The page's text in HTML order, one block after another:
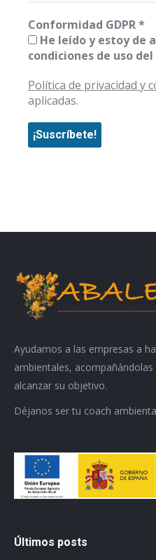
Conformidad GDPR*
He leído y estoy de
condiciones de uso
Política de privacidad y
aplicadas.
Ayudamos a las empresas a
ambientales,
alcanzar su objetivo.
Déjanos ser tu coach
Últimos posts